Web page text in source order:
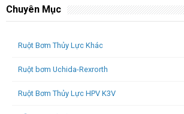
Chuyên Mục
Ruột Bơm Thủy Lực Khác
Ruột bơm Uchida-Rexrorth
Ruột Bơm Thủy Lực HPV K3V